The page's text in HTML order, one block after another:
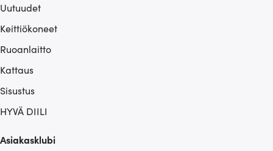
Uutuudet
Keittiökoneet
Ruoanlaitto
Kattaus
Sisustus
HYVÄ DIILI
Asiakasklubi